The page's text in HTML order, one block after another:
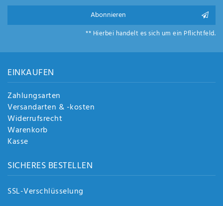
Abonnieren
** Hierbei handelt es sich um ein Pflichtfeld.
EINKAUFEN
Zahlungsarten
Versandarten & -kosten
Widerrufsrecht
Warenkorb
Kasse
SICHERES BESTELLEN
SSL-Verschlüsselung